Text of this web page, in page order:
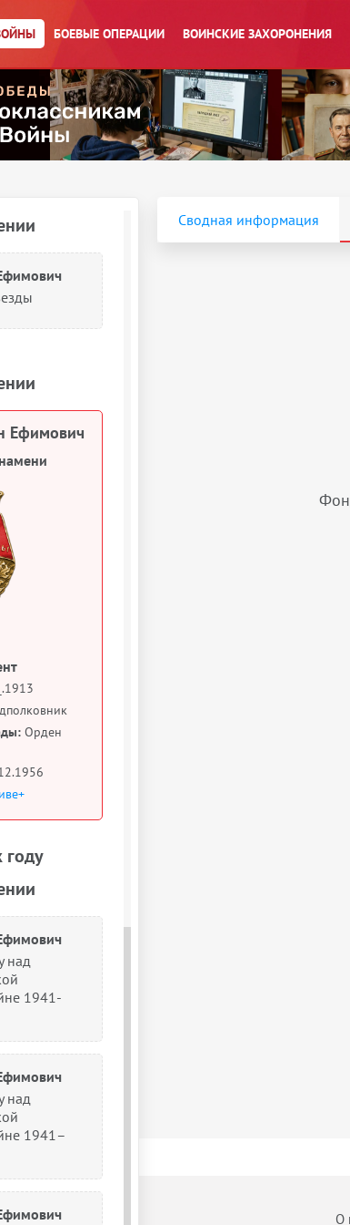
БОЕВЫЕ ОПЕРАЦИИ ВОИНСКИЕ ЗАХОРОНЕНИЯ
над
1941–
Ефимович
Орден
году
над
1941-
над
1941–
Сводная информация
О